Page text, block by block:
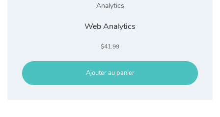
Analytics
Web Analytics
$41.99
Ajouter au panier